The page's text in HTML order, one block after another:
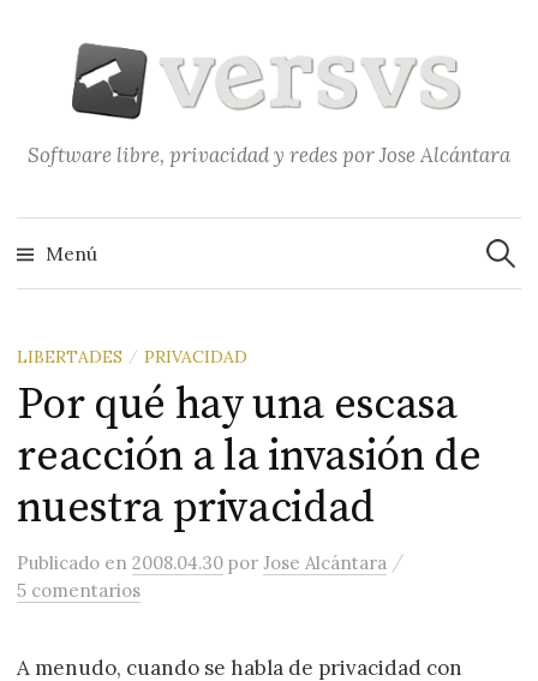
contenido
Software libre, privacidad y redes por Jose Alcántara
Menú
LIBERTADES / PRIVACIDAD
Por qué hay una escasa
reacción a la invasión de
nuestra privacidad
Publicado en2008.04.30 porJose Alcántara /
5 comentarios
A menudo, cuando se habla de privacidad con